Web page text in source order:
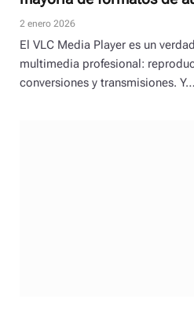
2 enero 2026
El VLC Media Player es un
multimedia profesional:
conversiones y transmisiones. Y…